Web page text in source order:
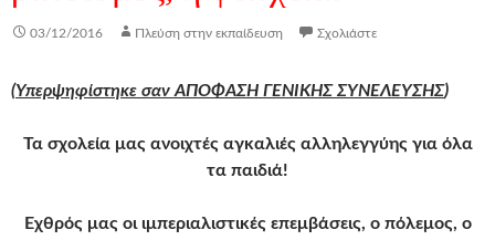
03/12/2016 Πλεύση στην εκπαίδευση Σχολιάστε
(Υπερψηφίστηκε σαν ΑΠΟΦΑΣΗ ΓΕΝΙΚΗΣ ΣΥΝΕΛΕΥΣΗΣ)
Τα σχολεία μας ανοιχτές αγκαλιές αλληλεγγύης για όλα
τα παιδιά!
Εχθρός μας οι ιμπεριαλιστικές επεμβάσεις, ο πόλεμος, ο